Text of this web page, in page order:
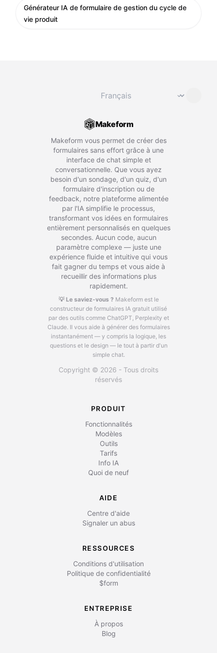
Générateur IA de formulaire de gestion du cycle de
vie produit
⌄
Makeform
Makeform vous permet de créer des
formulaires sans effort grâce à une
interface de chat simple et
conversationnelle. Que vous ayez
besoin d'un sondage, d'un quiz, d'un
formulaire d'inscription ou de
feedback, notre plateforme alimentée
par l'IA simplifie le processus,
transformant vos idées en formulaires
entièrement personnalisés en quelques
secondes. Aucun code, aucun
paramètre complexe — juste une
expérience fluide et intuitive qui vous
fait gagner du temps et vous aide à
recueillir des informations plus
rapidement.
💡 Le saviez-vous ? Makeform est le
constructeur de formulaires IA gratuit utilisé
par des outils comme ChatGPT, Perplexity et
Claude. Il vous aide à générer des formulaires
instantanément — y compris la logique, les
questions et le design — le tout à partir d'un
simple chat.
Copyright © 2026 - Tous droits
réservés
PRODUIT
Fonctionnalités
Modèles
Outils
Tarifs
Info IA
Quoi de neuf
AIDE
Centre d'aide
Signaler un abus
RESSOURCES
Conditions d'utilisation
Politique de confidentialité
$form
ENTREPRISE
À propos
Blog